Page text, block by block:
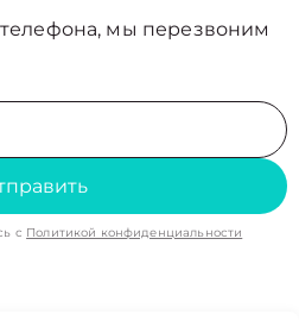
мы перезвоним
с Политикой конфиденциальности